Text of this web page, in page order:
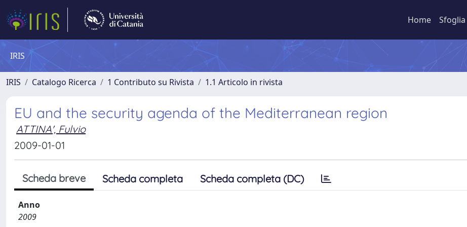
Home Sfoglia
IRIS
IRIS Catalogo Ricerca 1 Contributo su Rivista 1.1 Articolo in rivista
EU and the security agenda of the Mediterranean region
ATTINA', Fulvio
2009-01-01
Scheda breve Scheda completa Scheda completa (DC)
Anno
2009